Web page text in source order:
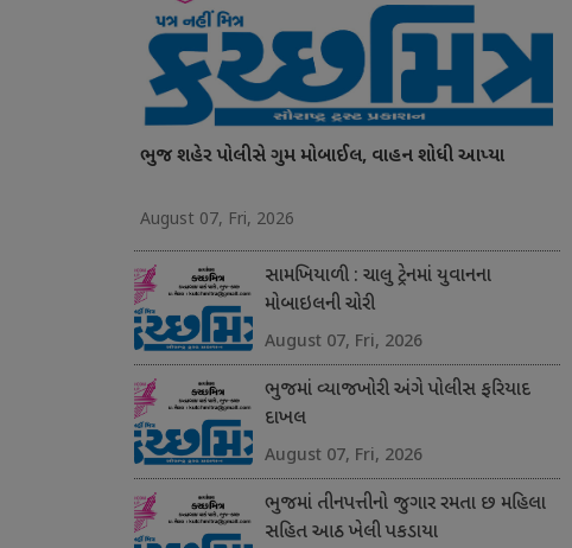
ભુજ શહેર પોલીસે ગુમ મોબાઈલ, વાહન શોધી આપ્યા
August 07, Fri, 2026
સામખિયાળી : ચાલુ ટ્રેનમાં યુવાનના
મોબાઇલની ચોરી
August 07, Fri, 2026
ભુજમાં વ્યાજખોરી અંગે પોલીસ ફરિયાદ
દાખલ
August 07, Fri, 2026
ભુજમાં તીનપત્તીનો જુગાર રમતા છ મહિલા
સહિત આઠ ખેલી પકડાયા